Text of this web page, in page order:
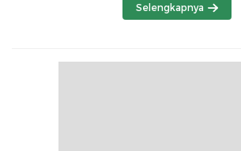
Selengkapnya